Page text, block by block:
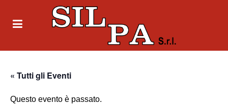
« Tutti gli Eventi
Questo evento è passato.